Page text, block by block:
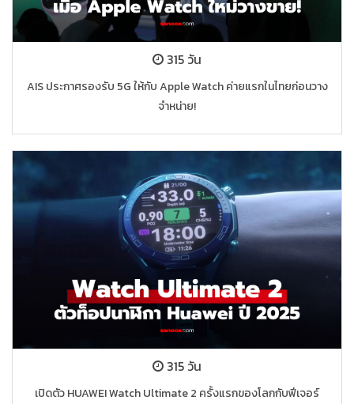
315 วัน
AIS ประกาศรองรับ 5G ให้กับ Apple Watch ค่ายแรกในไทยก่อนวาง
จำหน่าย!
315 วัน
เปิดตัว HUAWEI Watch Ultimate 2 ครั้งแรกของโลกกับฟีเจอร์